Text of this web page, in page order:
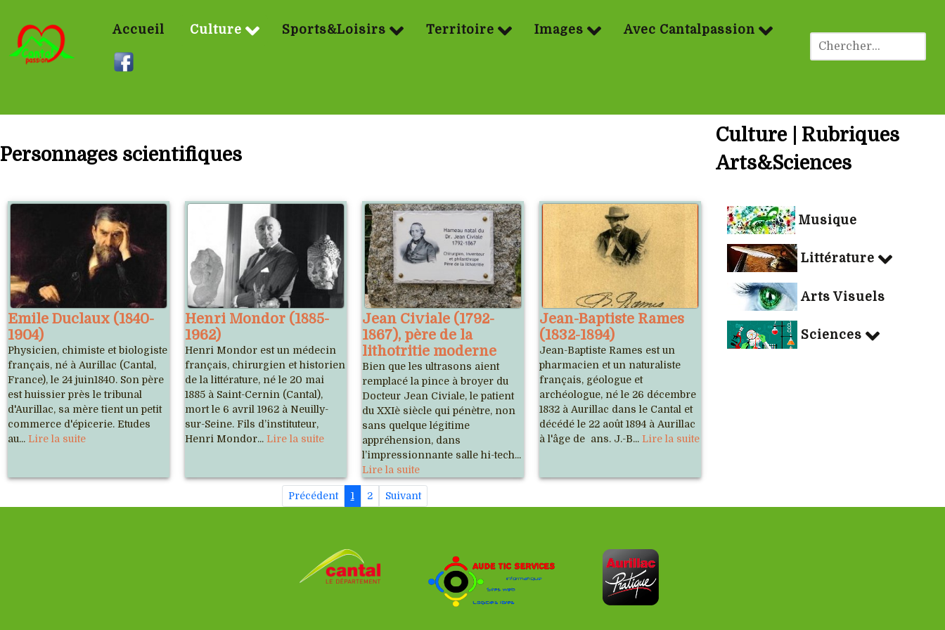
Accueil Culture Sports&Loisirs Territoire Images Avec Cantalpassion
Personnages scientifiques
Emile Duclaux (1840-
1904)
Physicien, chimiste et biologiste
français, né à Aurillac (Cantal,
France), le 24 juin1840. Son père
est huissier près le tribunal
d'Aurillac, sa mère tient un petit
commerce d'épicerie. Etudes
au... Lire la suite
Henri Mondor (1885-
1962)
Henri Mondor est un médecin
français, chirurgien et historien
de la littérature, né le 20 mai
1885 à Saint-Cernin (Cantal),
mort le 6 avril 1962 à Neuilly-
sur-Seine. Fils d’instituteur,
Henri Mondor... Lire la suite
Jean Civiale (1792-
1867), père de la
lithotritie moderne
Bien que les ultrasons aient
remplacé la pince à broyer du
Docteur Jean Civiale, le patient
du XXIè siècle qui pénètre, non
sans quelque légitime
appréhension, dans
l’impressionnante salle hi-tech...
Lire la suite
Jean-Baptiste Rames
(1832-1894)
Jean-Baptiste Rames est un
pharmacien et un naturaliste
français, géologue et
archéologue, né le 26 décembre
1832 à Aurillac dans le Cantal et
décédé le 22 août 1894 à Aurillac
à l'âge de ans. J.-B... Lire la suite
Précédent 1 2 Suivant
Culture | Rubriques
Arts&Sciences
Musique
Littérature
Arts Visuels
Sciences